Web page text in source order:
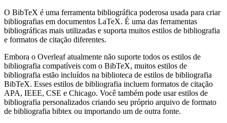
O BibTeX é uma ferramenta bibliográfica poderosa usada para criar
bibliografias em documentos LaTeX. É uma das ferramentas
bibliográficas mais utilizadas e suporta muitos estilos de bibliografia
e formatos de citação diferentes.
Embora o Overleaf atualmente não suporte todos os estilos de
bibliografia compatíveis com o BibTeX, muitos estilos de
bibliografia estão incluídos na biblioteca de estilos de bibliografia
BibTeX. Esses estilos de bibliografia incluem formatos de citação
APA, IEEE, CSE e Chicago. Você também pode usar estilos de
bibliografia personalizados criando seu próprio arquivo de formato
de bibliografia bibtex ou importando um de outra fonte.